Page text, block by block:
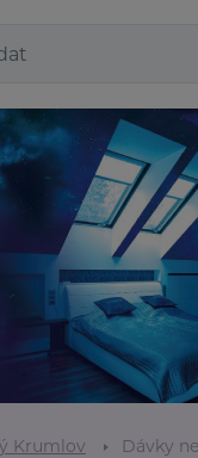
Krumlov Dávky